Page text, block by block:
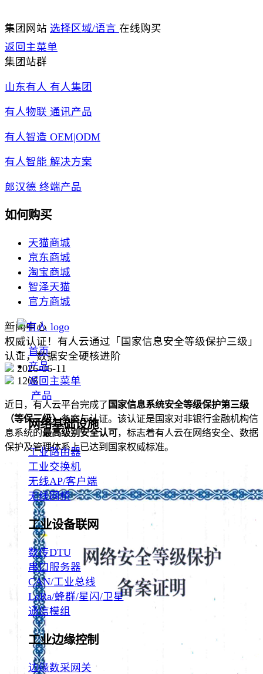
集团网站 选择区域/语言 在线购买
返回主菜单
集团站群
山东有人 有人集团
有人物联 通讯产品
有人智造 OEM|ODM
有人智能 解决方案
郎汉德 终端产品
如何购买
天猫商城
京东商城
淘宝商城
智泽天猫
官方商城
首页
产品
返回主菜单
产品
网络基础设施
工业路由器
工业交换机
无线AP/客户端
无线网桥
工业设备联网
数传DTU
串口服务器
CAN/工业总线
LoRa/蜂群/星闪/卫星
通信模组
工业边缘控制
边缘数采网关
新闻中心
权威认证！有人云通过「国家信息安全等级保护三级」
认证，数据安全硬核进阶
2026-06-11
1206
近日，有人云平台完成了 国家信息系统安全等级保护第三级
（等保三级）备案与认证。该认证是国家对非银行金融机构信
息系统的最高级别安全认可，标志着有人云在网络安全、数据
保护及管理体系上已达到国家权威标准。